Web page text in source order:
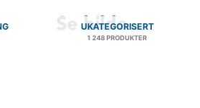
UKATEGORISERT
1 248 PRODUKTER